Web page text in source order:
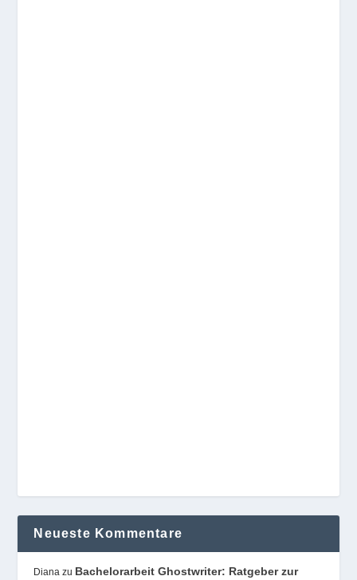
Neueste Kommentare
Diana zu Bachelorarbeit Ghostwriter: Ratgeber zur